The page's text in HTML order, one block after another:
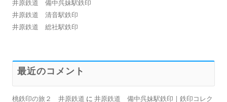
井原鉄道 備中呉妹駅鉄印
井原鉄道 清音駅鉄印
井原鉄道 総社駅鉄印
最近のコメント
桃鉄印の旅２ 井原鉄道 に 井原鉄道 備中呉妹駅鉄印 | 鉄印コレク